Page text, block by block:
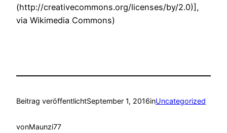
(http://creativecommons.org/licenses/by/2.0)],
via Wikimedia Commons)
Beitrag veröffentlichtSeptember 1, 2016inUncategorized
vonMaunzi77